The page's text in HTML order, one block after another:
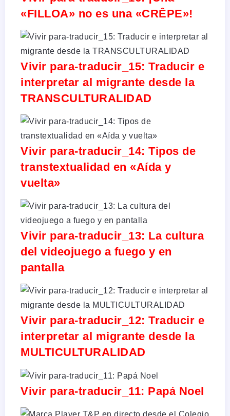
«FILLOA» no es una «CRÊPE»!
Vivir para-traducir_15: Traducir e
interpretar al migrante desde la
TRANSCULTURALIDAD
Vivir para-traducir_14: Tipos de
transtextualidad en «Aída y
vuelta»
Vivir para-traducir_13: La cultura
del videojuego a fuego y en
pantalla
Vivir para-traducir_12: Traducir e
interpretar al migrante desde la
MULTICULTURALIDAD
Vivir para-traducir_11: Papá Noel